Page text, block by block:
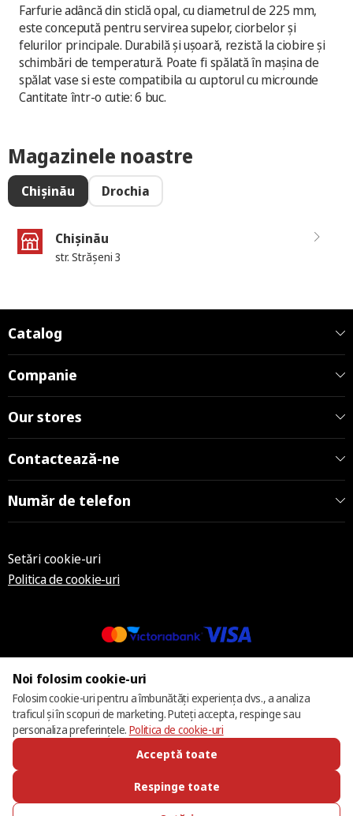
Farfurie adâncă din sticlă opal, cu diametrul de 225 mm,
este concepută pentru servirea supelor, ciorbelor și
felurilor principale. Durabilă și ușoară, rezistă la ciobire și
schimbări de temperatură. Poate fi spălată în mașina de
spălat vase si este compatibila cu cuptorul cu microunde
Cantitate într-o cutie: 6 buc.
Magazinele noastre
Chișinău Drochia
Chișinău
str. Strășeni 3
Catalog
Companie
Our stores
Contactează-ne
Număr de telefon
Setări cookie-uri
Politica de cookie-uri
© 2013 – 2026 ECOM
Noi folosim cookie-uri
Folosim cookie-uri pentru a îmbunătăți experiența dvs., a analiza
traficul și în scopuri de marketing. Puteți accepta, respinge sau
personaliza preferințele. Politica de cookie-uri
Acceptă toate
Respinge toate